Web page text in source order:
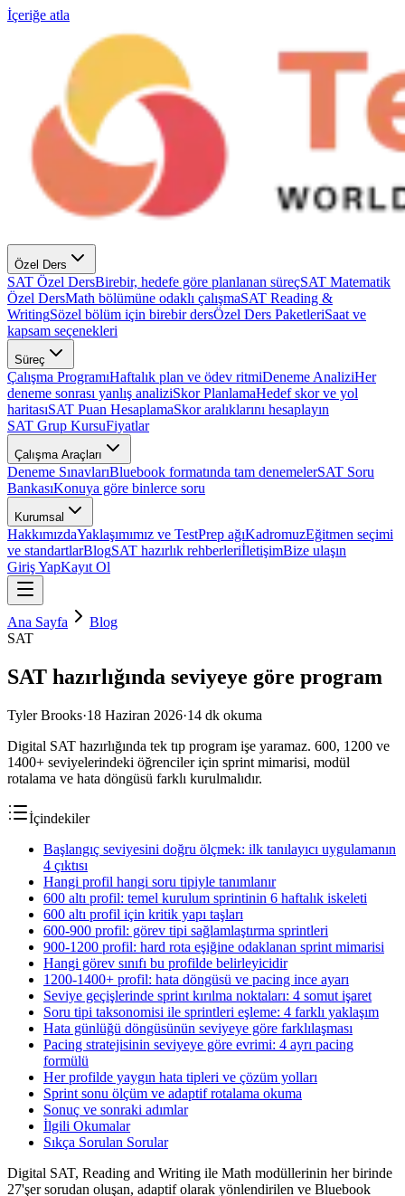
İçeriğe atla
Özel Ders
SAT Özel DersBirebir, hedefe göre planlanan süreçSAT Matematik
Özel DersMath bölümüne odaklı çalışmaSAT Reading &
WritingSözel bölüm için birebir dersÖzel Ders PaketleriSaat ve
kapsam seçenekleri
Süreç
Çalışma ProgramıHaftalık plan ve ödev ritmiDeneme AnaliziHer
deneme sonrası yanlış analiziSkor PlanlamaHedef skor ve yol
haritasıSAT Puan HesaplamaSkor aralıklarını hesaplayın
SAT Grup KursuFiyatlar
Çalışma Araçları
Deneme SınavlarıBluebook formatında tam denemelerSAT Soru
BankasıKonuya göre binlerce soru
Kurumsal
HakkımızdaYaklaşımımız ve TestPrep ağıKadromuzEğitmen seçimi
ve standartlarBlogSAT hazırlık rehberleriİletişimBize ulaşın
Giriş YapKayıt Ol
Ana Sayfa
Blog
SAT
SAT hazırlığında seviyeye göre program
Tyler Brooks·18 Haziran 2026·14 dk okuma
Digital SAT hazırlığında tek tıp program işe yaramaz. 600, 1200 ve
1400+ seviyelerindeki öğrenciler için sprint mimarisi, modül
rotalama ve hata döngüsü farklı kurulmalıdır.
İçindekiler
Başlangıç seviyesini doğru ölçmek: ilk tanılayıcı uygulamanın
4 çıktısı
Hangi profil hangi soru tipiyle tanımlanır
600 altı profil: temel kurulum sprintinin 6 haftalık iskeleti
600 altı profil için kritik yapı taşları
600-900 profil: görev tipi sağlamlaştırma sprintleri
900-1200 profil: hard rota eşiğine odaklanan sprint mimarisi
Hangi görev sınıfı bu profilde belirleyicidir
1200-1400+ profil: hata döngüsü ve pacing ince ayarı
Seviye geçişlerinde sprint kırılma noktaları: 4 somut işaret
Soru tipi taksonomisi ile sprintleri eşleme: 4 farklı yaklaşım
Hata günlüğü döngüsünün seviyeye göre farklılaşması
Pacing stratejisinin seviyeye göre evrimi: 4 ayrı pacing
formülü
Her profilde yaygın hata tipleri ve çözüm yolları
Sprint sonu ölçüm ve adaptif rotalama okuma
Sonuç ve sonraki adımlar
İlgili Okumalar
Sıkça Sorulan Sorular
Digital SAT, Reading and Writing ile Math modüllerinin her birinde
27'şer sorudan oluşan, adaptif olarak yönlendirilen ve Bluebook